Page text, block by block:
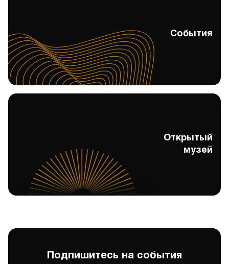
События События
Открытый
музей
Подпишитесь на события